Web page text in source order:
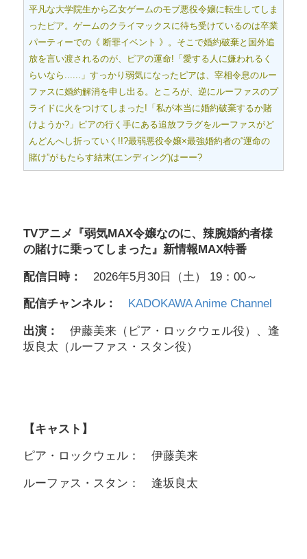
平凡な大学院生から乙女ゲームのモブ悪役令嬢に転生してしま
ったピア。ゲームのクライマックスに待ち受けているのは卒業
パーティーでの《 断罪イベント 》。そこで婚約破棄と国外追
放を言い渡されるのが、ピアの運命!「愛する人に嫌われるく
らいなら......」すっかり弱気になったピアは、宰相令息のルー
ファスに婚約解消を申し出る。ところが、逆にルーファスのプ
ライドに火をつけてしまった!「私が本当に婚約破棄するか賭
けようか?」ピアの行く手にある追放フラグをルーファスがど
んどんへし折っていく!!?最弱悪役令嬢×最強婚約者の“運命の
賭け”がもたらす結末(エンディング)はーー?
TVアニメ『弱気MAX令嬢なのに、辣腕婚約者様
の賭けに乗ってしまった』新情報MAX特番
配信日時： 2026年5月30日（土） 19：00～
配信チャンネル： KADOKAWA Anime Channel
出演：
伊藤美来（ピア・ロックウェル役）、逢
坂良太（ルーファス・スタン役）
【キャスト】
ピア・ロックウェル： 伊藤美来
ルーファス・スタン： 逢坂良太